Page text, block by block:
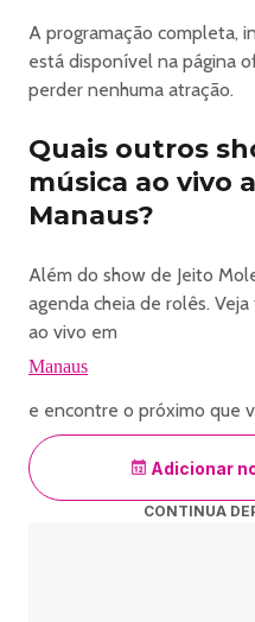
A programação completa,
está disponível na página
perder nenhuma atração.
Quais outros
música ao vivo
Manaus?
Além do show de Jeito
agenda cheia de rolês.
ao vivo em
Manaus
e encontre o próximo que
Adicionar
CONTINUA